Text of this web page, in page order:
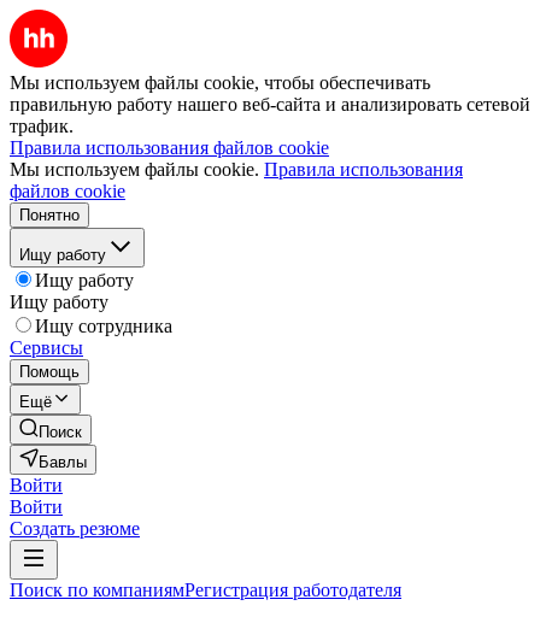
Мы используем файлы cookie, чтобы обеспечивать
правильную работу нашего веб-сайта и анализировать сетевой
трафик.
Правила использования файлов cookie
Мы используем файлы cookie. Правила использования
файлов cookie
Понятно
Ищу работу
Ищу работу
Ищу работу
Ищу сотрудника
Сервисы
Помощь
Ещё
Поиск
Бавлы
Войти
Войти
Создать резюме
Поиск по компаниямРегистрация работодателя